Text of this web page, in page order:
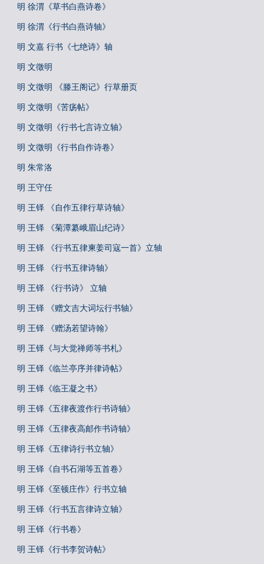
明 徐渭《草书白燕诗卷》
明 徐渭《行书白燕诗轴》
明 文嘉 行书《七绝诗》轴
明 文徵明
明 文徵明 《滕王阁记》行草册页
明 文徵明《苦疡帖》
明 文徵明《行书七言诗立轴》
明 文徵明《行书自作诗卷》
明 朱常洛
明 王守任
明 王铎 《自作五律行草诗轴》
明 王铎 《菊潭纂峨眉山纪诗》
明 王铎 《行书五律柬姜司寇一首》立轴
明 王铎 《行书五律诗轴》
明 王铎 《行书诗》 立轴
明 王铎 《赠文吉大词坛行书轴》
明 王铎 《赠汤若望诗翰》
明 王铎《与大觉禅师等书札》
明 王铎《临兰亭序并律诗帖》
明 王铎《临王凝之书》
明 王铎《五律夜渡作行书诗轴》
明 王铎《五律夜高邮作书诗轴》
明 王铎《五律诗行书立轴》
明 王铎《自书石湖等五首卷》
明 王铎《至顿庄作》行书立轴
明 王铎《行书五言律诗立轴》
明 王铎《行书卷》
明 王铎《行书李贺诗帖》